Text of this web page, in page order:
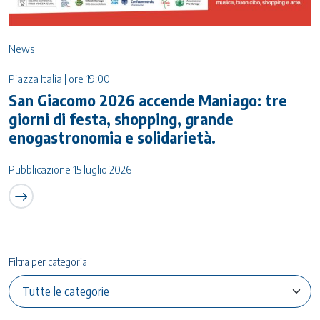
News
Piazza Italia | ore 19:00
San Giacomo 2026 accende Maniago: tre
giorni di festa, shopping, grande
enogastronomia e solidarietà.
Pubblicazione 15 luglio 2026
Filtra per categoria